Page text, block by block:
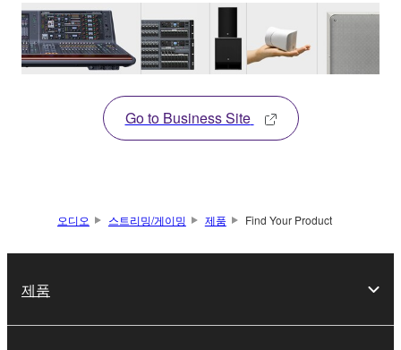
Go to Business Site
오디오 스트리밍/게이밍 제품 Find Your Product
제품